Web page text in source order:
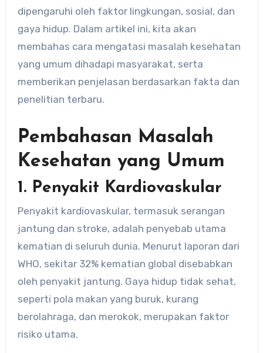
dipengaruhi oleh faktor lingkungan, sosial, dan
gaya hidup. Dalam artikel ini, kita akan
membahas cara mengatasi masalah kesehatan
yang umum dihadapi masyarakat, serta
memberikan penjelasan berdasarkan fakta dan
penelitian terbaru.
Pembahasan Masalah
Kesehatan yang Umum
1. Penyakit Kardiovaskular
Penyakit kardiovaskular, termasuk serangan
jantung dan stroke, adalah penyebab utama
kematian di seluruh dunia. Menurut laporan dari
WHO, sekitar 32% kematian global disebabkan
oleh penyakit jantung. Gaya hidup tidak sehat,
seperti pola makan yang buruk, kurang
berolahraga, dan merokok, merupakan faktor
risiko utama.